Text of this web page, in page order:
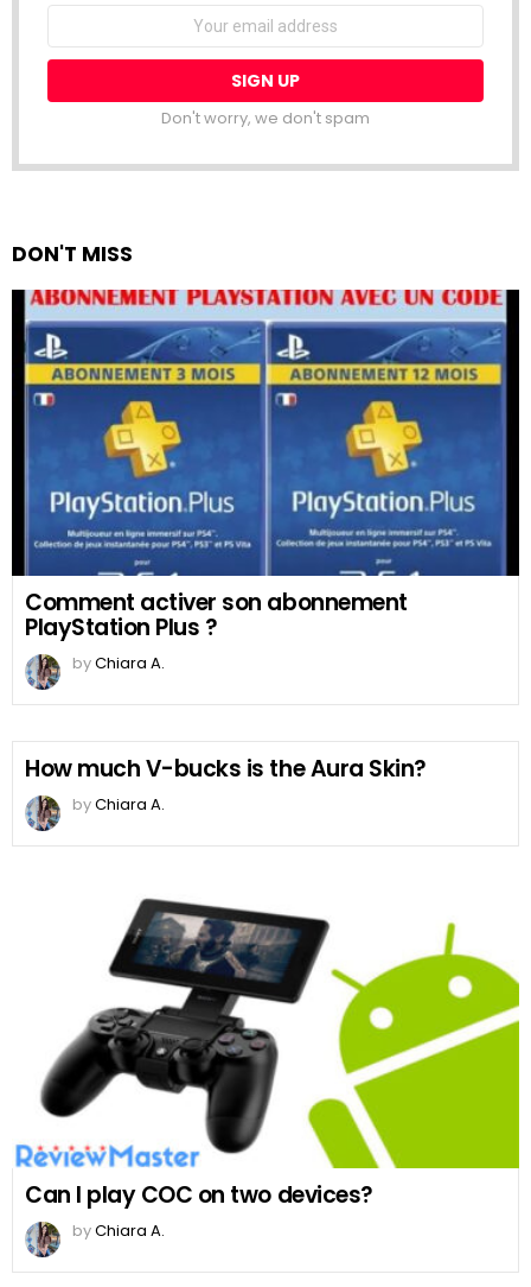
Email
Don't worry, we don't spam
DON'T MISS
Comment activer son abonnement
PlayStation Plus ?
byChiara A.
How much V-bucks is the Aura Skin?
byChiara A.
Can I play COC on two devices?
byChiara A.